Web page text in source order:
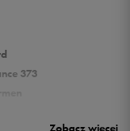
373
Zobacz więcej